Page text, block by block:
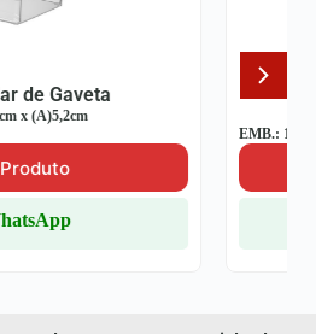
Modular de Gaveta
x (L)7,5cm x (A)5,2cm
Produto
via WhatsApp